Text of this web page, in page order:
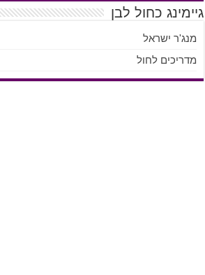
גיימינג כחול לבן
מנג'ר ישראל
מדריכים לחול